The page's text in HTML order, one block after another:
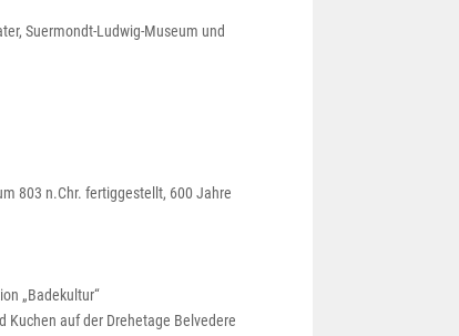
Suermondt-Ludwig-Museum und
803 n.Chr. fertiggestellt, 600 Jahre
„Badekultur“
Kuchen auf der Drehetage Belvedere